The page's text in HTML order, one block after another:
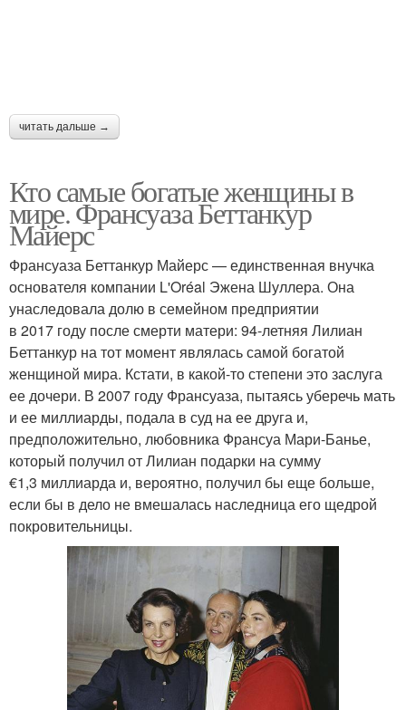
читать дальше →
Кто самые богатые женщины в
мире. Франсуаза Беттанкур
Майерс
Франсуаза Беттанкур Майерс — единственная внучка
основателя компании L'Oréal Эжена Шуллера. Она
унаследовала долю в семейном предприятии
в 2017 году после смерти матери: 94-летняя Лилиан
Беттанкур на тот момент являлась самой богатой
женщиной мира. Кстати, в какой-то степени это заслуга
ее дочери. В 2007 году Франсуаза, пытаясь уберечь мать
и ее миллиарды, подала в суд на ее друга и,
предположительно, любовника Франсуа Мари-Банье,
который получил от Лилиан подарки на сумму
€1,3 миллиарда и, вероятно, получил бы еще больше,
если бы в дело не вмешалась наследница его щедрой
покровительницы.